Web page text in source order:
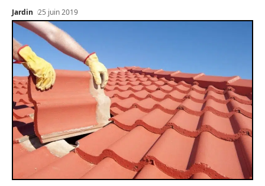
Jardin 25 juin 2019